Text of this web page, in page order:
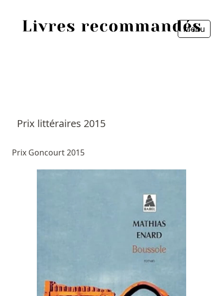
Menu
Prix littéraires 2015
Prix Goncourt 2015
Livres les plus recommandés
Fermer